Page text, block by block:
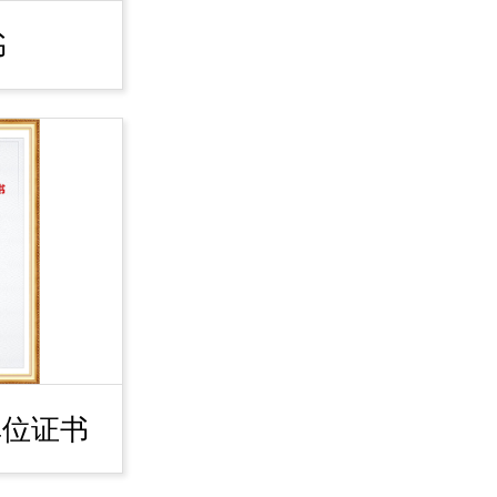
证书